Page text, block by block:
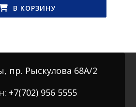
В КОРЗИНУ
пр. Рыскулова 68А/2
+7(702) 956 5555